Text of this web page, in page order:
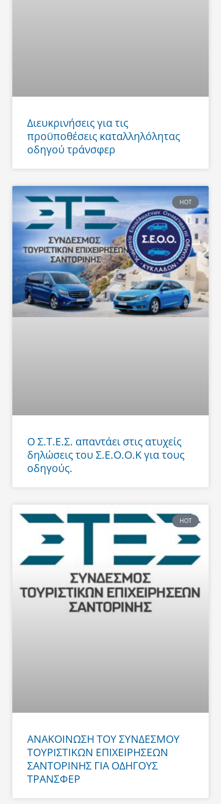
Διευκρινήσεις για τις
προϋποθέσεις καταλληλόλητας
οδηγού τράνσφερ
HOT
Ο Σ.Τ.Ε.Σ. απαντάει στις ατυχείς
δηλώσεις του Σ.Ε.Ο.Ο.Κ για τους
οδηγούς.
HOT
ΑΝΑΚΟΙΝΩΣΗ ΤΟΥ ΣΥΝΔΕΣΜΟΥ
ΤΟΥΡΙΣΤΙΚΩΝ ΕΠΙΧΕΙΡΗΣΕΩΝ
ΣΑΝΤΟΡΙΝΗΣ ΓΙΑ ΟΔΗΓΟΥΣ
ΤΡΑΝΣΦΕΡ